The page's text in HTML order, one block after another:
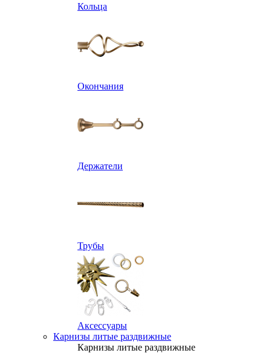
Кольца
Окончания
Держатели
Трубы
Аксессуары
Карнизы литые раздвижные
Карнизы литые раздвижные